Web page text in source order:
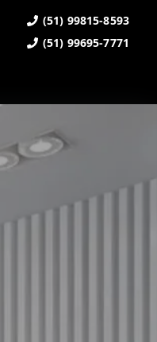
(51) 99815-8593
(51) 99695-7771